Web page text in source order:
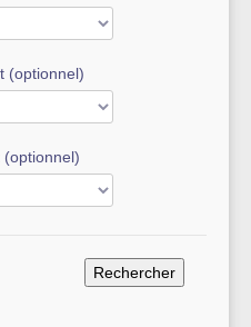
(optionnel)